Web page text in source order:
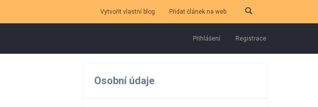
Vytvořit vlastní blog Přidat článek na web
Přihlášení Registrace
Osobní údaje